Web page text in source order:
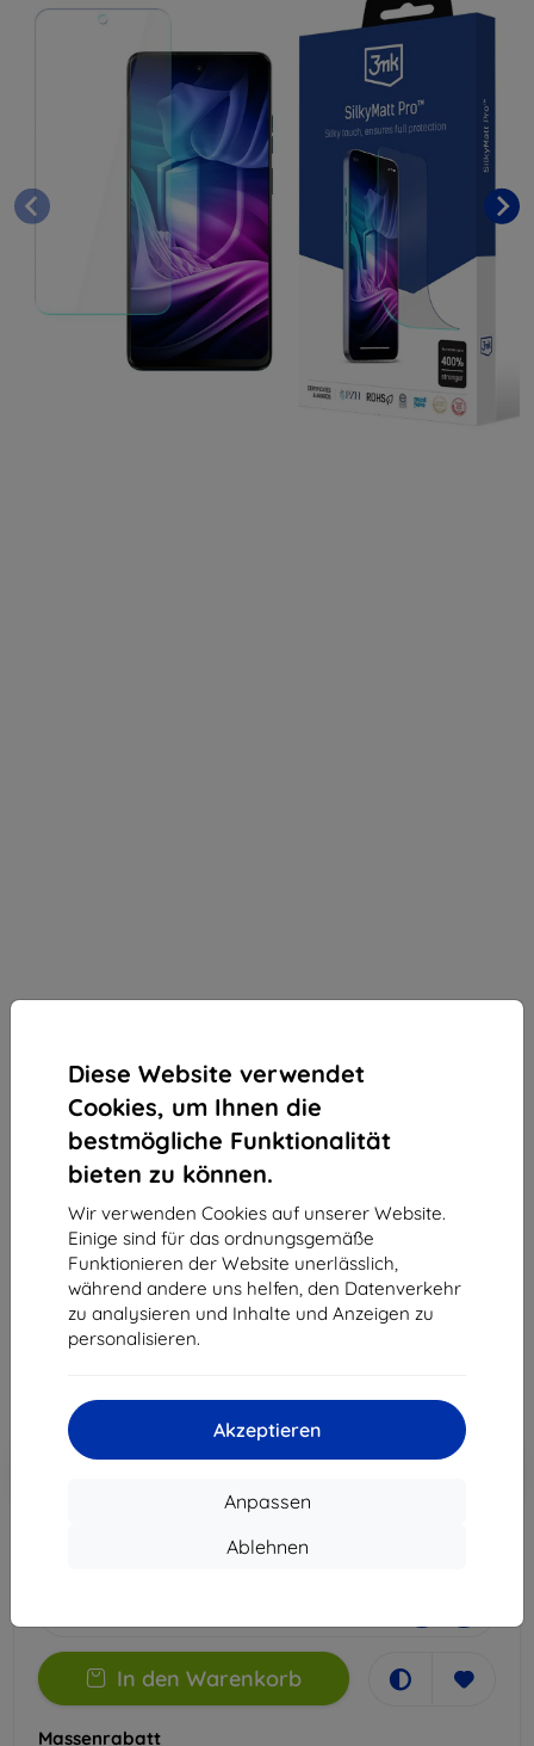
Diese Website verwendet
Cookies, um Ihnen die
bestmögliche Funktionalität
bieten zu können.
Wir verwenden Cookies auf unserer Website.
Einige sind für das ordnungsgemäße
Funktionieren der Website unerlässlich,
während andere uns helfen, den Datenverkehr
zu analysieren und Inhalte und Anzeigen zu
personalisieren.
Akzeptieren
Anpassen
Ablehnen
3mk Silky Matt Pro Schutzfolie für Motorola Moto
Geeignet für: Motorola Moto G04s
12,90 €
11,61 €
ohne MWSt9,76 €
Rabatt mit Gutschein
In den
In den Warenkorb
Massenrabatt